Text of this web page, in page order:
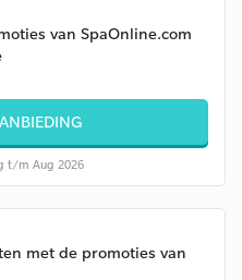
van SpaOnline.com
t/m Aug 2026
met de promoties van